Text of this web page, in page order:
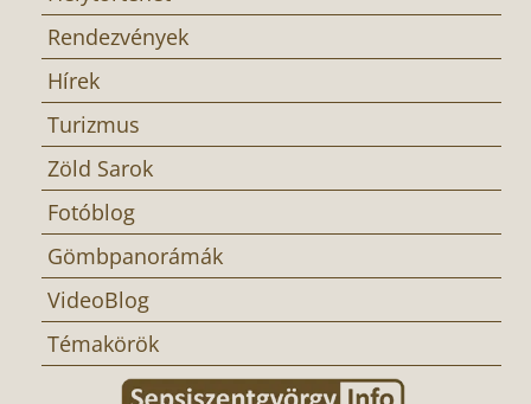
Rendezvények
Hírek
Turizmus
Zöld Sarok
Fotóblog
Gömbpanorámák
VideoBlog
Témakörök